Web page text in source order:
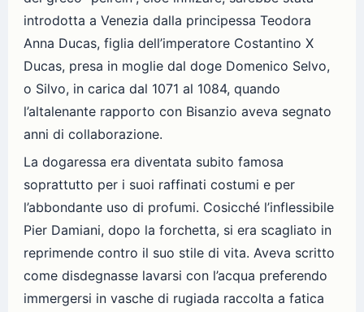
introdotta a Venezia dalla principessa Teodora
Anna Ducas, figlia dell’imperatore Costantino X
Ducas, presa in moglie dal doge Domenico Selvo,
o Silvo, in carica dal 1071 al 1084, quando
l’altalenante rapporto con Bisanzio aveva segnato
anni di collaborazione.
La dogaressa era diventata subito famosa
soprattutto per i suoi raffinati costumi e per
l’abbondante uso di profumi. Cosicché l’inflessibile
Pier Damiani, dopo la forchetta, si era scagliato in
reprimende contro il suo stile di vita. Aveva scritto
come disdegnasse lavarsi con l’acqua preferendo
immergersi in vasche di rugiada raccolta a fatica